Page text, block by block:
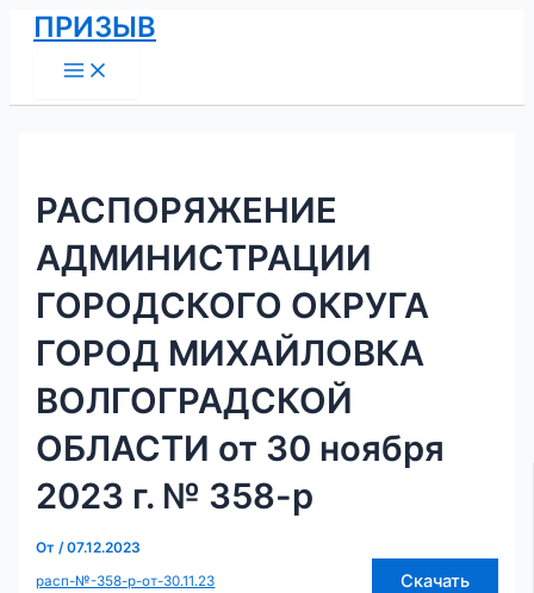
Перейти
содержимому
ПРИЗЫВ
Menu
РАСПОРЯЖЕНИЕ
АДМИНИСТРАЦИИ
ГОРОДСКОГО ОКРУГА
ГОРОД МИХАЙЛОВКА
ВОЛГОГРАДСКОЙ
ОБЛАСТИ от 30 ноября
2023 г. № 358-р
От/07.12.2023
расп-№-358-р-от-30.11.23
Скачать
Навигация
по
записям